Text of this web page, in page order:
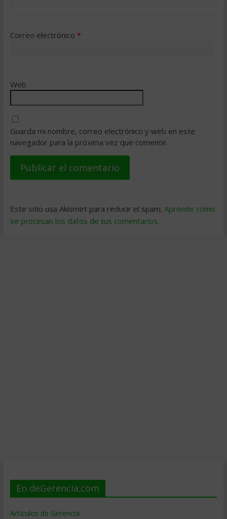
Correo electrónico *
Web
Guarda mi nombre, correo electrónico y web en este
navegador para la próxima vez que comente.
Este sitio usa Akismet para reducir el spam. Aprende cómo
se procesan los datos de tus comentarios.
En deGerencia.com
Artículos de Gerencia